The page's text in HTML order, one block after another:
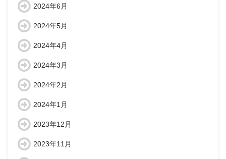
2024年6月
2024年5月
2024年4月
2024年3月
2024年2月
2024年1月
2023年12月
2023年11月